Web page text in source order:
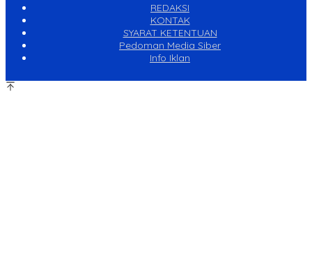
REDAKSI
KONTAK
SYARAT KETENTUAN
Pedoman Media Siber
Info Iklan